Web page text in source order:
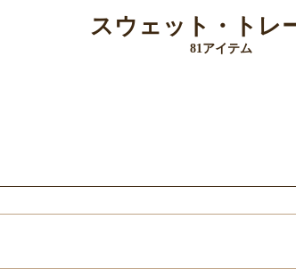
スウェット・トレ
81アイテム